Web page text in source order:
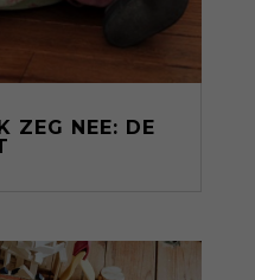
ZEG NEE: DE